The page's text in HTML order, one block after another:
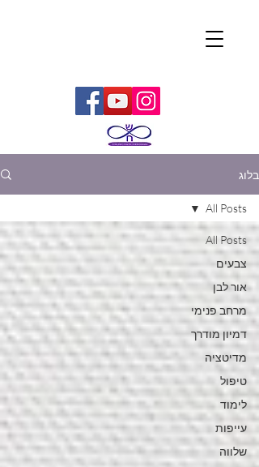
בלוג
All Posts
צבעים
אור לבן
מרחב פנימי
דמיון מודרך
מדיטציה
טיפול
לימוד
עייפות
שלווה
All Posts